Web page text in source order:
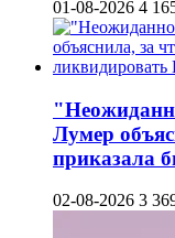
01-08-2026 4
Лумер
приказала
02-08-2026 3